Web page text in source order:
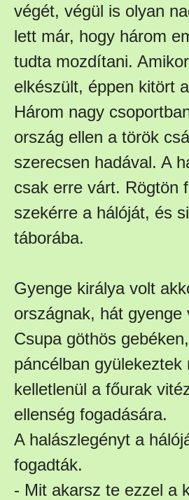
végét, végül is olyan
lett már, hogy három
tudta mozdítani.
elkészült, éppen kitört
Három nagy
ország ellen a török
szerecsen hadával. A
csak erre várt. Rögtön
szekérre a hálóját, és
táborába.
Gyenge királya volt
országnak, hát gyenge
Csupa göthös
páncélban gyülekeztek
kelletlenül a főurak
ellenség fogadására.
A halászlegényt a
fogadták.
- Mit akarsz te ezzel a